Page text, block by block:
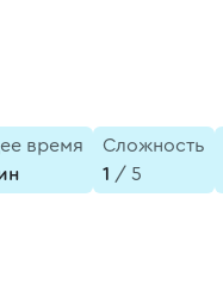
время
Сложность
1 / 5